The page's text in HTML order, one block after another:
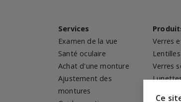
Ce
Services
Examen de la vue
Santé oculaire
Achat d'une monture
Ajustement des
montures
Verres
Verres